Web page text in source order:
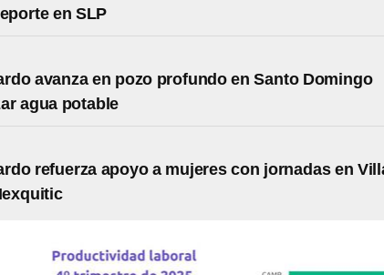
en SLP
avanza en pozo profundo en Santo Domingo
agua potable
refuerza apoyo a mujeres con jornadas en